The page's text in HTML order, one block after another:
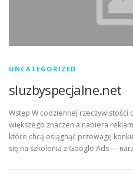
UNCATEGORIZED
sluzbyspecjalne.net
Wstęp W codziennej rzeczywistości
większego znaczenia nabiera
które chcą osiągnąć przewagę
się na szkolenia z Google Ads —